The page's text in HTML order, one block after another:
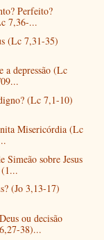
Perfeito?
7,36-...
(Lc 7,31-35)
a depressão (Lc
(Lc 7,1-10)
Misericórdia (Lc
Simeão sobre Jesus
(Jo 3,13-17)
ou decisão
38)...